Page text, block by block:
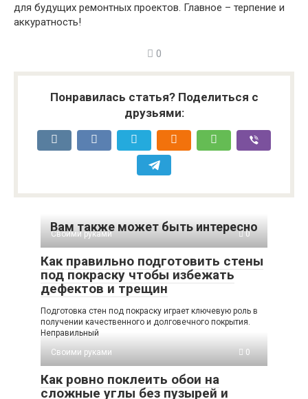
для будущих ремонтных проектов. Главное – терпение и
аккуратность!
0
Понравилась статья? Поделиться с
друзьями:
Вам также может быть интересно
Своими руками 0
Как правильно подготовить стены
под покраску чтобы избежать
дефектов и трещин
Подготовка стен под покраску играет ключевую роль в
получении качественного и долговечного покрытия.
Неправильный
Своими руками
0
Как ровно поклеить обои на
сложные углы без пузырей и